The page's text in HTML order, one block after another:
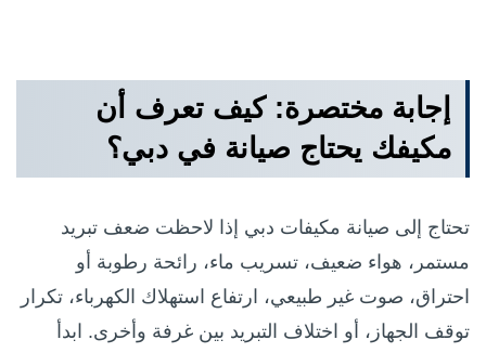
إجابة مختصرة: كيف تعرف أن
مكيفك يحتاج صيانة في دبي؟
تحتاج إلى صيانة مكيفات دبي إذا لاحظت ضعف تبريد
مستمر، هواء ضعيف، تسريب ماء، رائحة رطوبة أو
احتراق، صوت غير طبيعي، ارتفاع استهلاك الكهرباء، تكرار
توقف الجهاز، أو اختلاف التبريد بين غرفة وأخرى. ابدأ